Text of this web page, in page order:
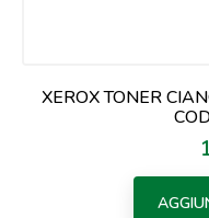
XEROX TONER